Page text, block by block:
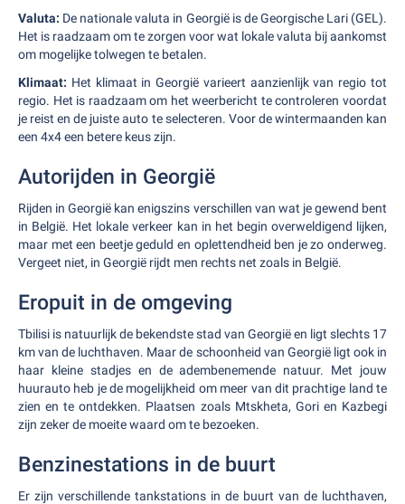
Valuta: De nationale valuta in Georgië is de Georgische Lari (GEL).
Het is raadzaam om te zorgen voor wat lokale valuta bij aankomst
om mogelijke tolwegen te betalen.
Klimaat: Het klimaat in Georgië varieert aanzienlijk van regio tot
regio. Het is raadzaam om het weerbericht te controleren voordat
je reist en de juiste auto te selecteren. Voor de wintermaanden kan
een 4x4 een betere keus zijn.
Autorijden in Georgië
Rijden in Georgië kan enigszins verschillen van wat je gewend bent
in België. Het lokale verkeer kan in het begin overweldigend lijken,
maar met een beetje geduld en oplettendheid ben je zo onderweg.
Vergeet niet, in Georgië rijdt men rechts net zoals in België.
Eropuit in de omgeving
Tbilisi is natuurlijk de bekendste stad van Georgië en ligt slechts 17
km van de luchthaven. Maar de schoonheid van Georgië ligt ook in
haar kleine stadjes en de adembenemende natuur. Met jouw
huurauto heb je de mogelijkheid om meer van dit prachtige land te
zien en te ontdekken. Plaatsen zoals Mtskheta, Gori en Kazbegi
zijn zeker de moeite waard om te bezoeken.
Benzinestations in de buurt
Er zijn verschillende tankstations in de buurt van de luchthaven,